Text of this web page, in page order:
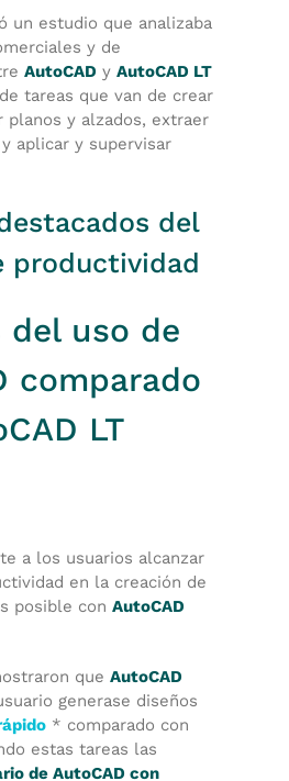
un estudio que analizaba
y de
AutoCAD y AutoCAD LT
tareas que van de crear
planos y alzados, extraer
aplicar y supervisar
del
productividad
del uso de
comparado
LT
a los usuarios alcanzar
en la creación de
posible con AutoCAD
que AutoCAD
generase diseños
* comparado con
estas tareas las
de AutoCAD con